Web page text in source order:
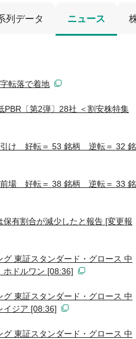
列データ ニュース
転落で着地
PBR〔第2弾〕28社 ＜割安株特集
引け 好転＝ 53 銘柄 逆転＝ 32 銘
前場 好転＝ 38 銘柄 逆転＝ 33 銘
有割合が減少したと報告 [変更報
東証スタンダード・グロース 中
ドルワン [08:36]
東証スタンダード・グロース 中
ジア [08:36]
東証スタンダード・グロース 中